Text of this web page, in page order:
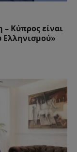
Κύπρος είναι
Ελληνισμού»